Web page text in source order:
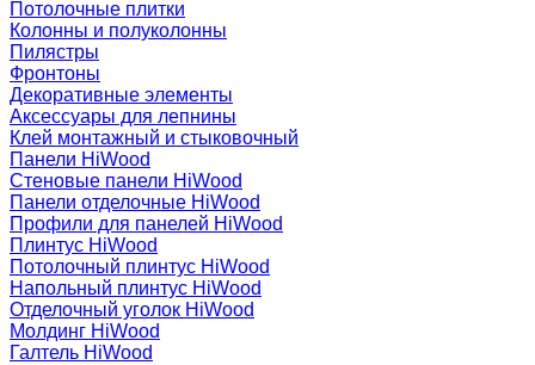
Потолочные плитки
Колонны и полуколонны
Пилястры
Фронтоны
Декоративные элементы
Аксессуары для лепнины
Клей монтажный и стыковочный
Панели HiWood
Стеновые панели HiWood
Панели отделочные HiWood
Профили для панелей HiWood
Плинтус HiWood
Потолочный плинтус HiWood
Напольный плинтус HiWood
Отделочный уголок HiWood
Молдинг HiWood
Галтель HiWood